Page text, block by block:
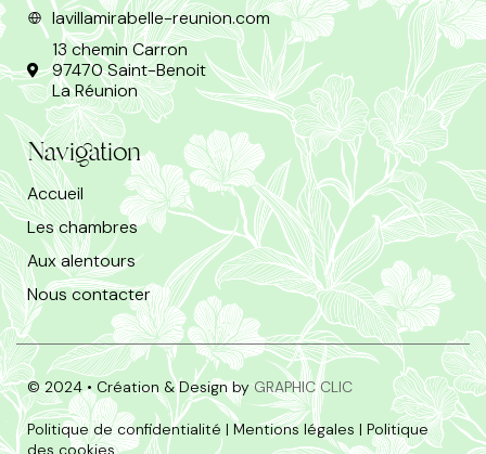
lavillamirabelle-reunion.com
13 chemin Carron
97470 Saint-Benoit
La Réunion
Navigation
Accueil
Les chambres
Aux alentours
Nous contacter
© 2024 • Création & Design byGRAPHIC CLIC
Politique de confidentialité | Mentions légales | Politique
des cookies